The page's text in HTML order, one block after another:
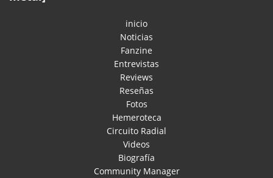
inicio
Noticias
Fanzine
Entrevistas
Reviews
Reseñas
Fotos
Hemeroteca
Circuito Radial
Videos
Biografía
Community Manager